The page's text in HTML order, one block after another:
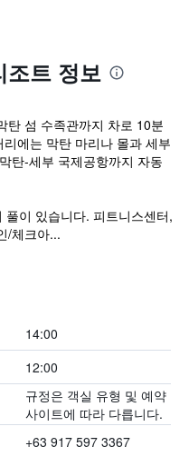
조트 정보
탄 섬 수족관까지 차로 10분
에는 막탄 마리나 몰과 세부
탄-세부 국제공항까지 자동
이 있습니다. 피트니스센터,
/체크아...
14:00
12:00
규정은 객실 유형 및 예약
사이트에 따라 다릅니다.
+63 917 597 3367